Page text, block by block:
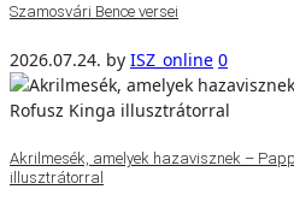
Szamosvári Bence versei
2026.07.24. by ISZ_online 0
Akrilmesék, amelyek hazavisznek –
illusztrátorral